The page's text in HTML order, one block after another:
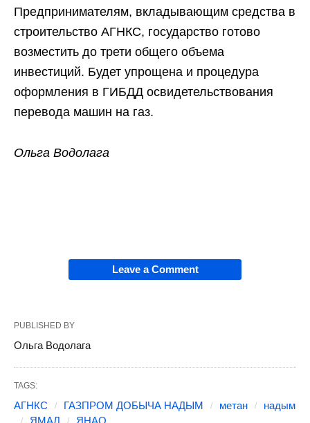
Предпринимателям, вкладывающим средства в
строительство АГНКС, государство готово
возместить до трети общего объема
инвестиций. Будет упрощена и процедура
оформления в ГИБДД освидетельствования
перевода машин на газ.
Ольга Водолага
Leave a Comment
PUBLISHED BY
Ольга Водолага
TAGS:
АГНКС ГАЗПРОМ ДОБЫЧА НАДЫМ метан
надым
ЯМАЛ
ЯНАО